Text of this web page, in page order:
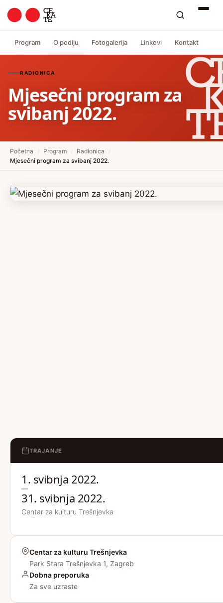
Program O podiju Fotogalerija Linkovi Kontakt
RADIONICA
Mjesečni program za
svibanj 2022.
Početna Program Radionica
Mjesečni program za svibanj 2022.
TRAJANJE
1. svibnja 2022.
—
31. svibnja 2022.
Centar za kulturu Trešnjevka
Centar za kulturu Trešnjevka
Park Stara Trešnjevka 1, Zagreb
Dobna preporuka
Za sve uzraste